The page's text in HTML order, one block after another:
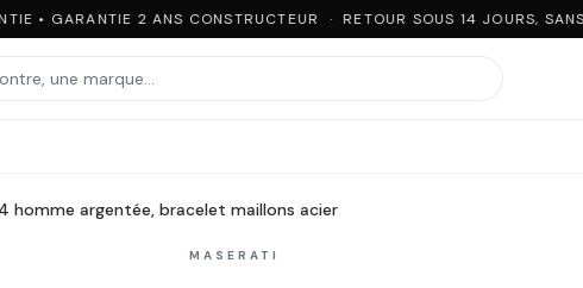
• GARANTIE 2 ANS CONSTRUCTEUR · RETOUR SOUS 14 JOURS, SANS
homme argentée, bracelet maillons acier
MASERATI